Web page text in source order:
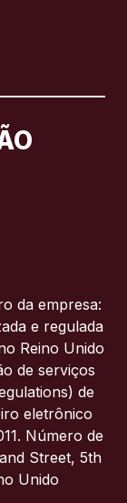
da empresa:
e regulada
Reino Unido
de serviços
de
eletrônico
Número de
Street, 5th
Unido